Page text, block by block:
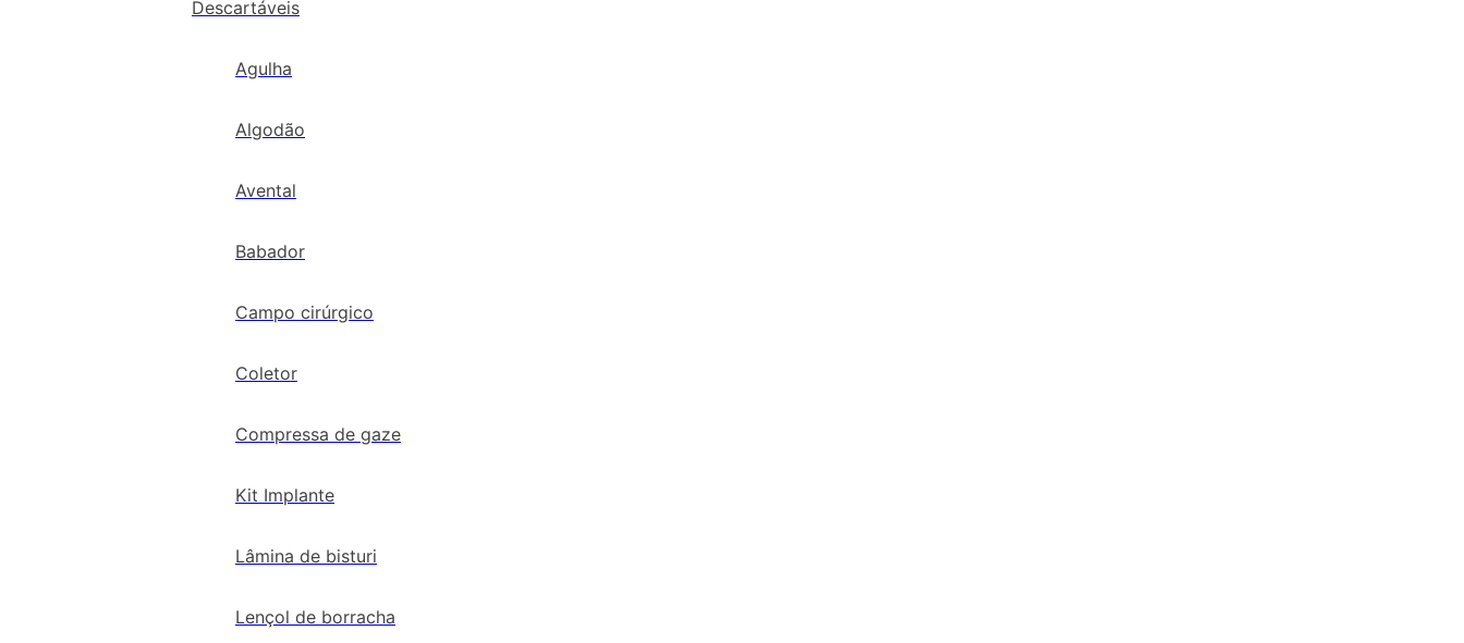
Descartáveis
Agulha
Algodão
Avental
Babador
Campo cirúrgico
Coletor
Compressa de gaze
Kit Implante
Lâmina de bisturi
Lençol de borracha